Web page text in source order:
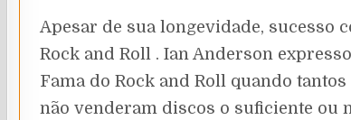
Apesar de sua longevidade,
Rock and Roll . Ian Anderson
Fama do Rock and Roll quando
não venderam discos o suficiente ou